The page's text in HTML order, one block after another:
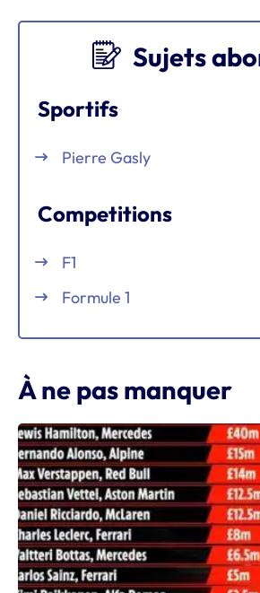
Sujets
Sportifs
Pierre Gasly
Competitions
F1
Formule 1
À ne pas manquer